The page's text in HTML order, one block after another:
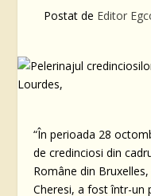
Postat de Editor
“În perioada 28
de credinciosi din
Române din
Cheresi, a fost într-un